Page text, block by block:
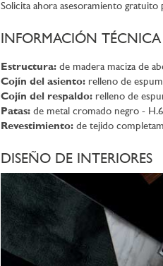
Solicita ahora asesoramiento
INFORMACIÓN TÉCNICA
Estructura: de madera maciza de
Cojín del asiento: relleno de
Cojín del respaldo: relleno de
Patas: de metal cromado negro -
Revestimiento: de tejido
DISEÑO DE INTERIORES